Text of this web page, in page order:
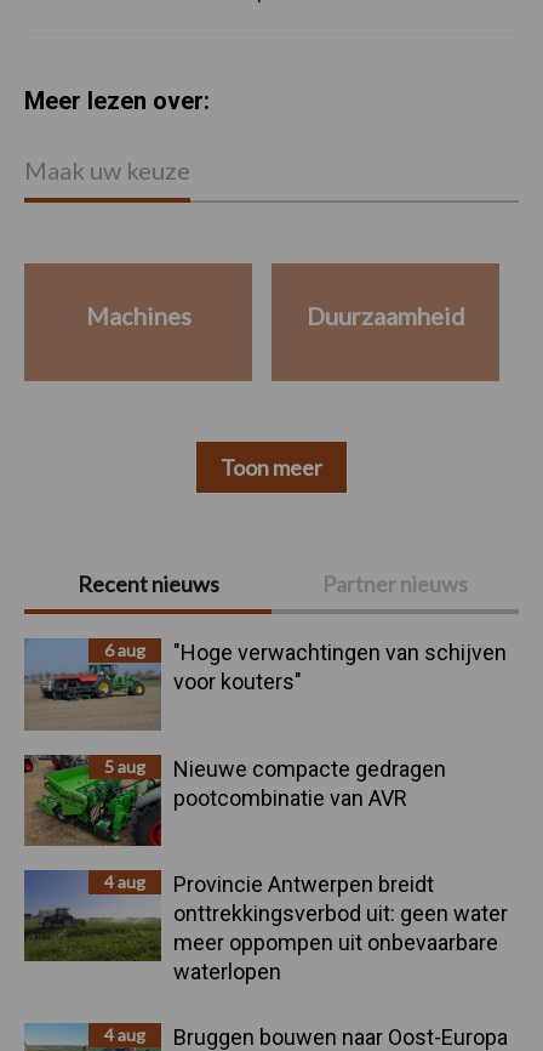
Primaire
Sidebar
Recent nieuws Partner nieuws
6 aug
"Hoge verwachtingen van schijven
voor kouters"
5 aug
Nieuwe compacte gedragen
pootcombinatie van AVR
4 aug
Provincie Antwerpen breidt
onttrekkingsverbod uit: geen water
meer oppompen uit onbevaarbare
waterlopen
4 aug Bruggen bouwen naar Oost-Europa
Meer lezen over:
Maak uw keuze
Machines Duurzaamheid
Toon meer